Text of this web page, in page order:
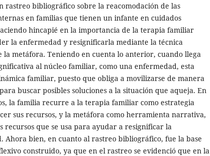
rastreo bibliográfico sobre la reacomodación de las
en familias que tienen un infante en cuidados
hincapié en la importancia de la terapia familiar
la enfermedad y resignificarla mediante la técnica
la metáfora. Teniendo en cuenta lo anterior, cuando llega
al núcleo familiar, como una enfermedad, esta
familiar, puesto que obliga a movilizarse de manera
buscar posibles soluciones a la situación que aqueja. En
la familia recurre a la terapia familiar como estrategia
sus recursos, y la metáfora como herramienta narrativa,
recursos que se usa para ayudar a resignificar la
Ahora bien, en cuanto al rastreo bibliográfico, fue la base
construido, ya que en el rastreo se evidenció que en la